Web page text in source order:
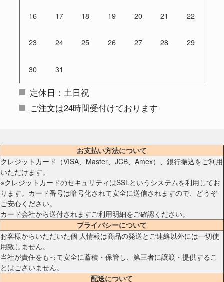
16 17 18 19 20 21 22
23 24 25 26 27 28 29
30 31
定休日：土日祝
ご注文は24時間受付けております
お支払い方法について
クレジットカード（VISA、Master、JCB、Amex）、銀行振込をご利用
いただけます。
※クレジットカードのセキュリティはSSLというシステムを利用してお
ります。カード番号は暗号化されて安全に送信されますので、どうぞ
ご安心ください。
カード会社から送付されますご利用明細をご確認ください。
プライバシーについて
お客様からいただいた個 人情報は商品の発送とご連絡以外には一切使
用致しません。
当社が責任をもって安全に蓄積・保管し、第三者に譲渡・提供するこ
とはございません。
配送について